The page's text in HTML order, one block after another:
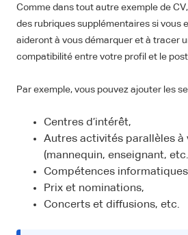
Comme dans tout autre exemple de
des rubriques supplémentaires si vous
aideront à vous démarquer et à tracer
compatibilité entre votre profil et le
Par exemple, vous pouvez ajouter les
Centres d’intérêt,
Autres activités parallèles à
(mannequin, enseignant,
Compétences
Prix et nominations,
Concerts et diffusions, etc.